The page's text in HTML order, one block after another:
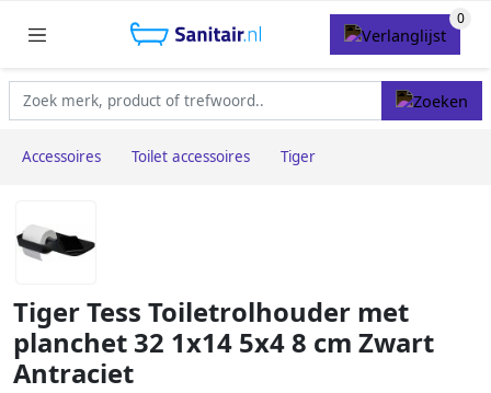
Accessoires Toilet accessoires Tiger
Tiger Tess Toiletrolhouder met
planchet 32 1x14 5x4 8 cm Zwart
Antraciet